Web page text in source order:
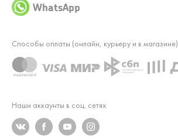
WhatsApp
Наши аккаунты в соц. сетях
Способы оплаты (онлайн, курьеру и в магазине)